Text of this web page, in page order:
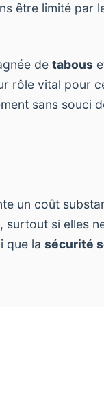
être limité par
de tabous
rôle vital pour
sans souci
un coût
surtout si elles
que la sécurité